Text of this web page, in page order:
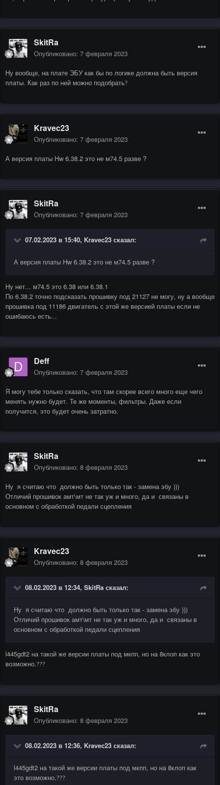
SkitRa
Опубликовано: 7 февраля 2023
Ну вообще, на плате ЭБУ как бы по логике должна быть версия
платы. Как раз по ней можно подобрать?
Kravec23
Опубликовано: 7 февраля 2023
А версия платы Hw 6.38.2 это не м74.5 разве ?
SkitRa
Опубликовано: 7 февраля 2023
07.02.2023 в 15:40, Kravec23 сказал:
А версия платы Hw 6.38.2 это не м74.5 разве ?
Ну нет... м74.5 это 6.38 или 6.38.1
По 6.38.2 точно подсказать прошивку под 21127 не могу, ну а вообще
прошивка под 11186 двигатель с этой же версией платы если не
ошибаюсь есть...
Deff
Опубликовано: 7 февраля 2023
Я могу тебе только сказать, что там скорее всего много еще чего
менять нужно будет. Те же моменты, фильтры. Даже если
получится, это будет очень затратно.
SkitRa
Опубликовано: 8 февраля 2023
Ну я считаю что должно быть только так - замена эбу )))
Отличий прошивок амт\мт не так уж и много, да и связаны в
основном с обработкой педали сцепления
Kravec23
Опубликовано: 8 февраля 2023
08.02.2023 в 12:34, SkitRa сказал:
Ну я считаю что должно быть только так - замена эбу )))
Отличий прошивок амт\мт не так уж и много, да и связаны в
основном с обработкой педали сцепления
l445gdt2 на такой же версии платы под мкпп, но на 8клоп как это
возможно.???
SkitRa
Опубликовано: 8 февраля 2023
08.02.2023 в 12:36, Kravec23 сказал:
l445gdt2 на такой же версии платы под мкпп, но на 8клоп как
это возможно.???